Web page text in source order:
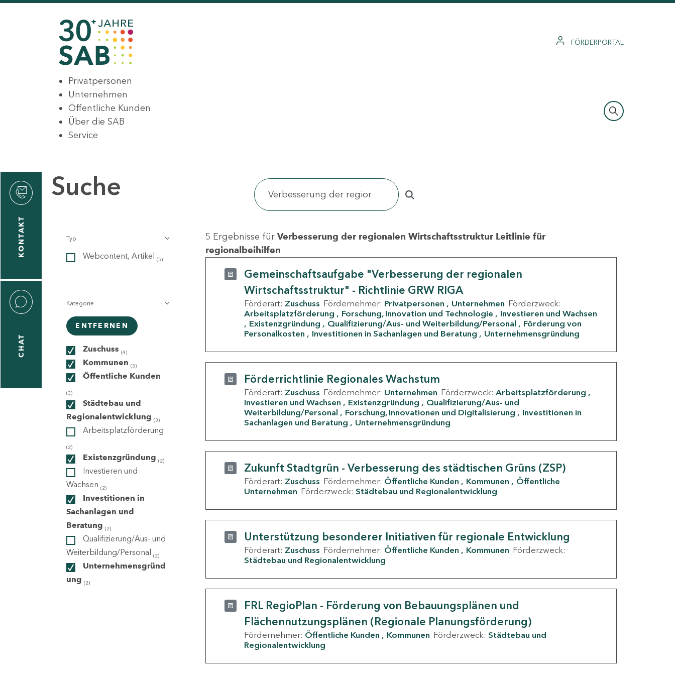
FÖRDERPORTAL
Privatpersonen
Unternehmen
Öffentliche Kunden
Über die SAB
Service
KONTAKT
CHAT
Suche
Typ
Webcontent, Artikel (5)
Kategorie
ENTFERNEN
Zuschuss (4)
Kommunen (3)
Öffentliche Kunden
(3)
Städtebau und
Regionalentwicklung (3)
Arbeitsplatzförderung
(2)
Existenzgründung (2)
Investieren und
Wachsen (2)
Investitionen in
Sachanlagen und
Beratung (2)
Qualifizierung/Aus- und
Weiterbildung/Personal (2)
Unternehmensgründ
ung (2)
5 Ergebnisse für Verbesserung der regionalen Wirtschaftsstruktur Leitlinie für
regionalbeihilfen
Gemeinschaftsaufgabe "Verbesserung der regionalen
Wirtschaftsstruktur" - Richtlinie GRW RIGA
Förderart: Zuschuss Fördernehmer: Privatpersonen Unternehmen Förderzweck:
Arbeitsplatzförderung
Forschung, Innovation und Technologie
Investieren und Wachsen
Existenzgründung
Qualifizierung/Aus- und Weiterbildung/Personal
Förderung von
Personalkosten
Investitionen in Sachanlagen und Beratung Unternehmensgründung
Förderrichtlinie Regionales Wachstum
Förderart: Zuschuss Fördernehmer: Unternehmen Förderzweck: Arbeitsplatzförderung
Investieren und Wachsen
Existenzgründung
Qualifizierung/Aus- und
Weiterbildung/Personal
Forschung, Innovationen und Digitalisierung
Investitionen in
Sachanlagen und Beratung
Unternehmensgründung
Zukunft Stadtgrün - Verbesserung des städtischen Grüns (ZSP)
Förderart: Zuschuss Fördernehmer: Öffentliche Kunden Kommunen
Öffentliche
Unternehmen Förderzweck: Städtebau und Regionalentwicklung
Unterstützung besonderer Initiativen für regionale Entwicklung
Förderart: Zuschuss Fördernehmer: Öffentliche Kunden Kommunen Förderzweck:
Städtebau und Regionalentwicklung
FRL RegioPlan - Förderung von Bebauungsplänen und
Flächennutzungsplänen (Regionale Planungsförderung)
Fördernehmer: Öffentliche Kunden Kommunen Förderzweck: Städtebau und
Regionalentwicklung